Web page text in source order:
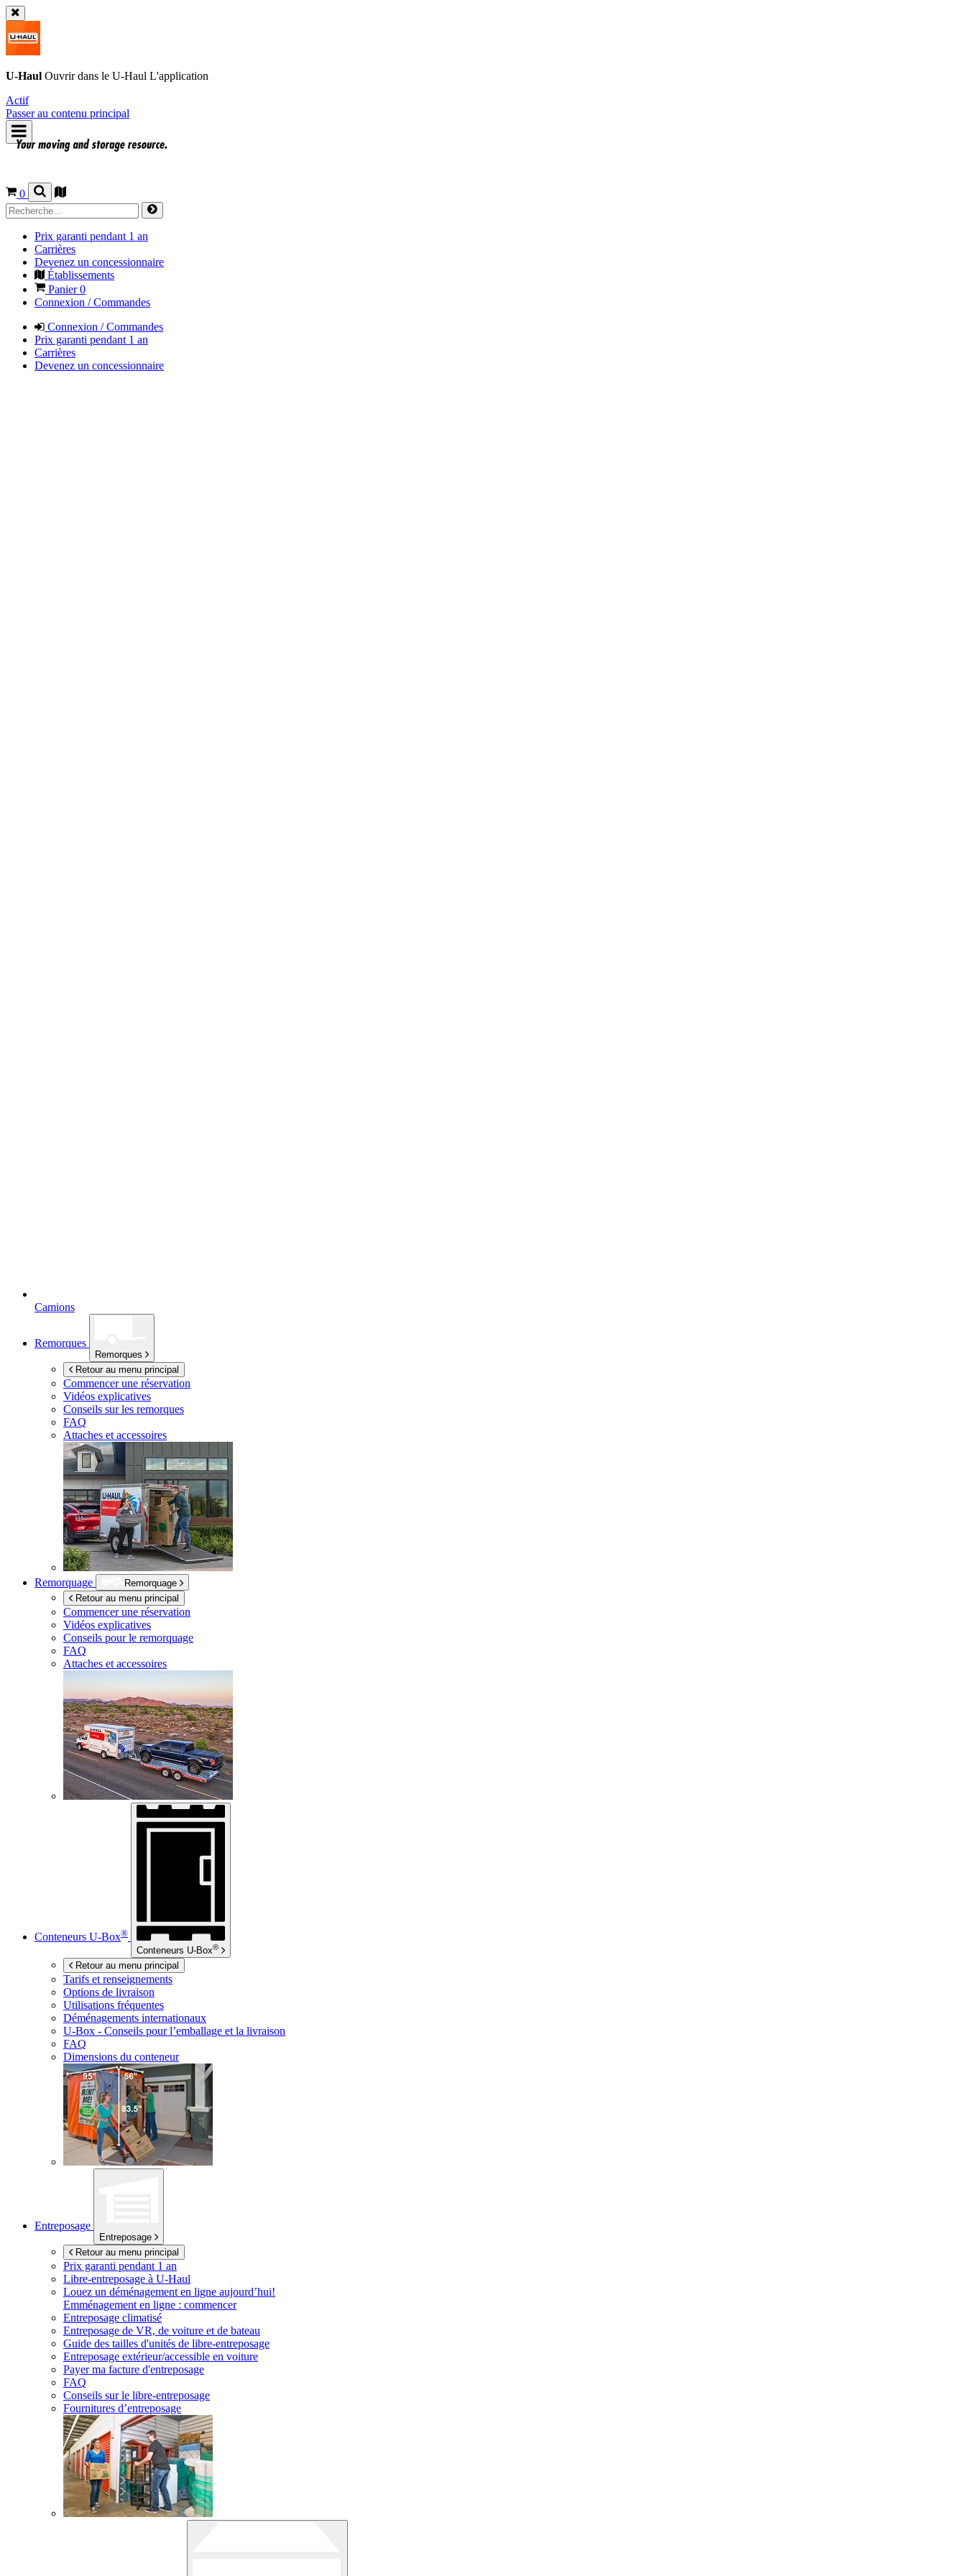
U-Haul Ouvrir dans le U-Haul L'application
Actif
Passer au contenu principal
0
Prix garanti pendant 1 an
Carrières
Devenez un concessionnaire
Établissements
Panier0
Connexion / Commandes
Connexion / Commandes
Prix garanti pendant 1 an
Carrières
Devenez un concessionnaire
Camions
Remorques
Remorques
Retour au menu principal
Commencer une réservation
Vidéos explicatives
Conseils sur les remorques
FAQ
Attaches et accessoires
Remorquage
Remorquage
Retour au menu principal
Commencer une réservation
Vidéos explicatives
Conseils pour le remorquage
FAQ
Attaches et accessoires
Conteneurs U-Box®
Conteneurs U-Box®
Retour au menu principal
Tarifs et renseignements
Options de livraison
Utilisations fréquentes
Déménagements internationaux
U-Box - Conseils pour l’emballage et la livraison
FAQ
Dimensions du conteneur
Entreposage
Entreposage
Retour au menu principal
Prix garanti pendant 1 an
Libre-entreposage à U-Haul
Louez un déménagement en ligne aujourd’hui!
Emménagement en ligne : commencer
Entreposage climatisé
Entreposage de VR, de voiture et de bateau
Guide des tailles d'unités de libre-entreposage
Entreposage extérieur/accessible en voiture
Payer ma facture d'entreposage
FAQ
Conseils sur le libre-entreposage
Fournitures d’entreposage